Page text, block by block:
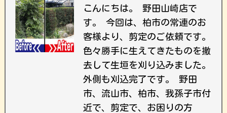
こんにちは。 野田山崎店で
す。 今回は、柏市の常連のお
客様より、剪定のご依頼です。
色々勝手に生えてきたものを撤
去して生垣を刈り込みました。
外側も刈込完了です。 野田
市、流山市、柏市、我孫子市付
近で、剪定で、お困りの方